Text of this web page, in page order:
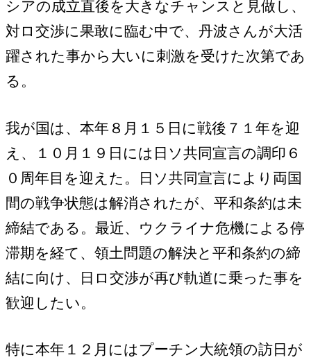
シアの成立直後を大きなチャンスと見做し、
対ロ交渉に果敢に臨む中で、丹波さんが大活
躍された事から大いに刺激を受けた次第であ
る。
我が国は、本年８月１５日に戦後７１年を迎
え、１０月１９日には日ソ共同宣言の調印６
０周年目を迎えた。日ソ共同宣言により両国
間の戦争状態は解消されたが、平和条約は未
締結である。最近、ウクライナ危機による停
滞期を経て、領土問題の解決と平和条約の締
結に向け、日ロ交渉が再び軌道に乗った事を
歓迎したい。
特に本年１２月にはプーチン大統領の訪日が